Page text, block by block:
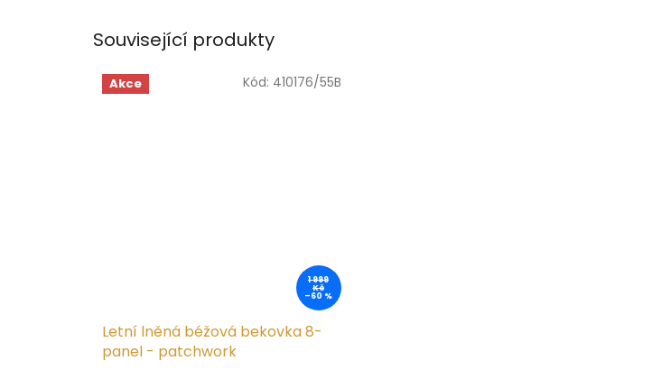
Související produkty
Akce
1 999
Kč
–60 %
Letní lněná béžová bekovka 8-
panel - patchwork
Kód: 410176/55B